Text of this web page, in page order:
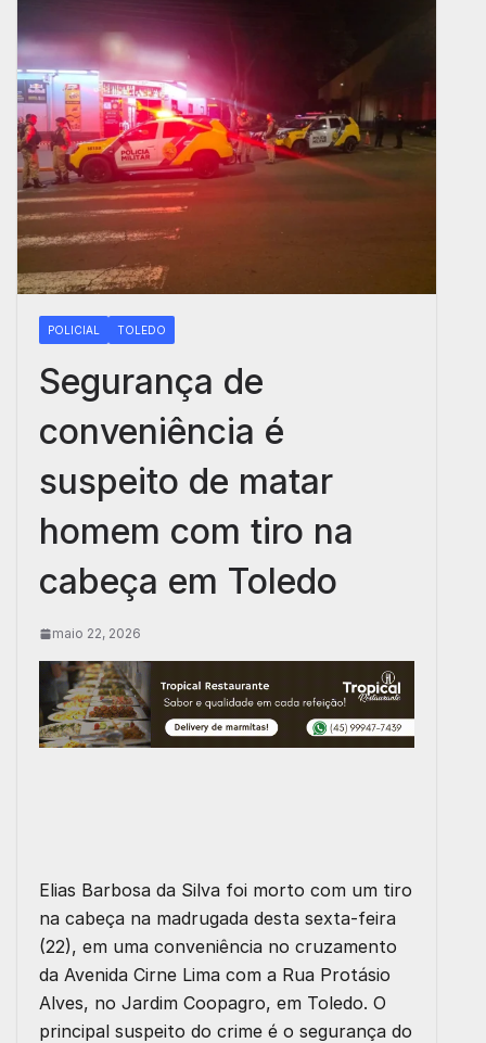
POLICIAL TOLEDO
Segurança de
conveniência é
suspeito de matar
homem com tiro na
cabeça em Toledo
maio 22, 2026
Elias Barbosa da Silva foi morto com um tiro
na cabeça na madrugada desta sexta-feira
(22), em uma conveniência no cruzamento
da Avenida Cirne Lima com a Rua Protásio
Alves, no Jardim Coopagro, em Toledo. O
principal suspeito do crime é o segurança do